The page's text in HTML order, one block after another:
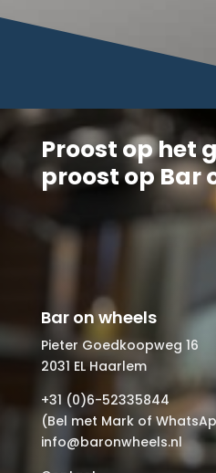
Proost op het
proost op Bar
Bar on wheels
Pieter Goedkoopweg 16
2031 EL Haarlem
+31 (0)6-52335844
(Bel met Mark of
info@baronwheels.nl